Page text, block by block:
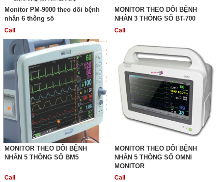
Monitor PM-9000 theo dõi bệnh
nhân 6 thông số
Call
MONITOR THEO DÕI BỆNH
NHÂN 3 THÔNG SỐ BT-700
Call
MONITOR THEO DÕI BỆNH
NHÂN 5 THÔNG SỐ BM5
Call
MONITOR THEO DÕI BỆNH
NHÂN 5 THÔNG SỐ OMNI
MONITOR
Call